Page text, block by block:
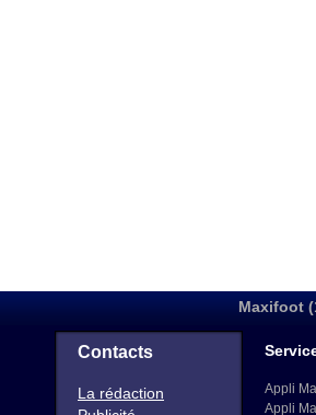
Maxifoot
Contacts
La rédaction
Appli
Appli